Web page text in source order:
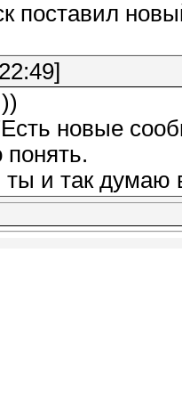
поставил
новые
понять.
ты и так